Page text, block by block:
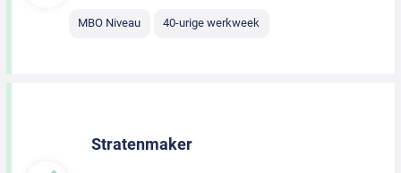
MBO Niveau 40-urige werkweek
Stratenmaker